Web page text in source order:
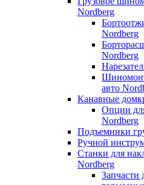
Nordberg
Nordberg
Nordberg
авто
Канавные
Опции
Nordberg
Подъемники
Ручной
Станки для
Nordberg
Запчасти